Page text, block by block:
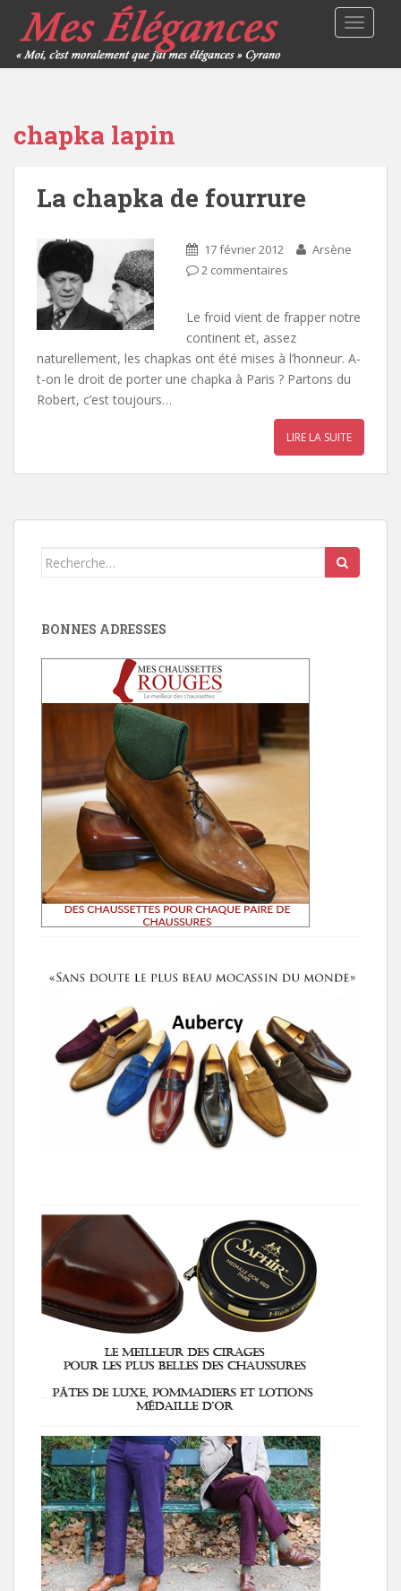
chapka lapin
La chapka de fourrure
17 février 2012
Arsène
2 commentaires
Le froid vient de frapper notre
continent et, assez
naturellement, les chapkas ont été mises à l’honneur. A-
t-on le droit de porter une chapka à Paris ? Partons du
Robert, c’est toujours…
LIRE LA SUITE
Search
BONNES ADRESSES